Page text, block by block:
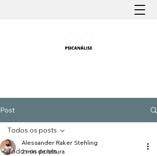
Post
Todos os posts
Todos os posts
Alessander Raker Stehling
2 min de leitura